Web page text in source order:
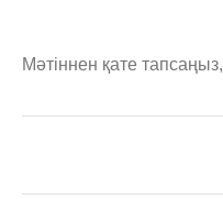
Мәтіннен қате тапсаңыз,